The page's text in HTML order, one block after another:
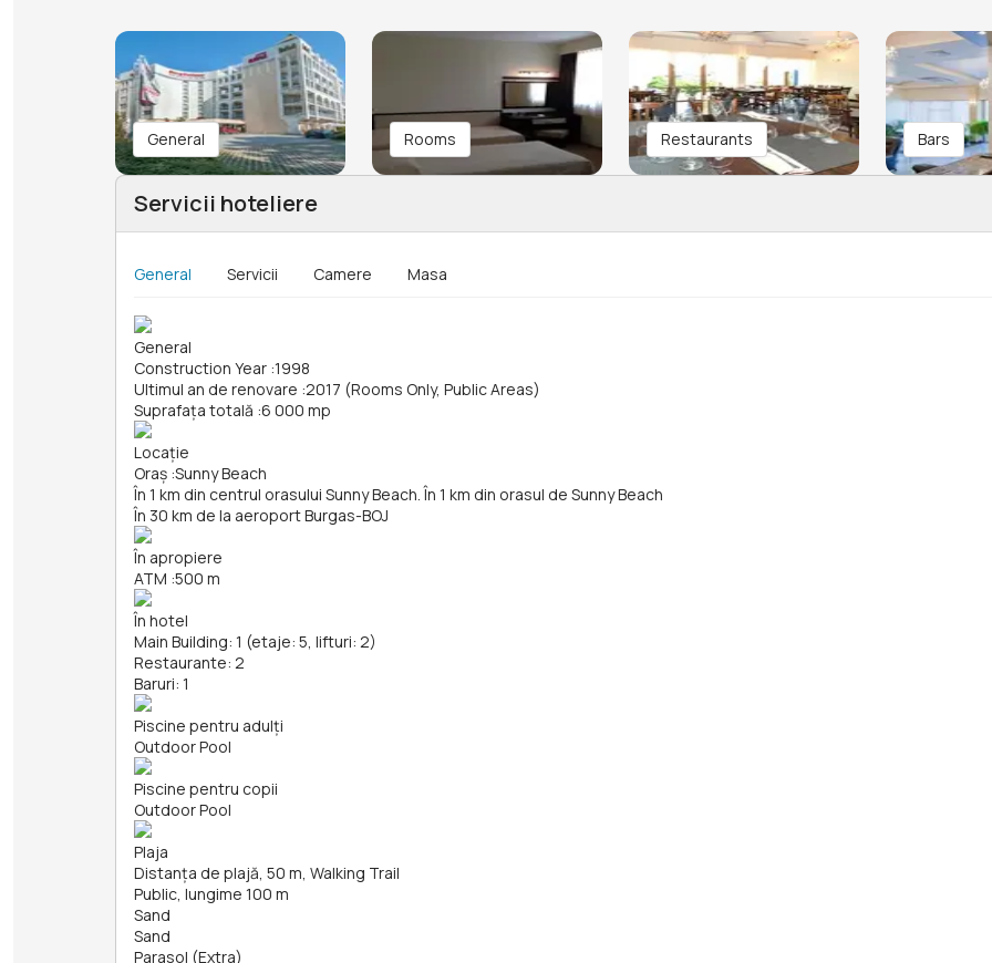
General Rooms Restaurants Bars
Servicii hoteliere
General Servicii Camere Masa
General
Construction Year :1998
Ultimul an de renovare :2017 (Rooms Only, Public Areas)
Suprafața totală :6 000 mp
Locație
Oraș :Sunny Beach
În 1 km din centrul orasului Sunny Beach. În 1 km din orasul de Sunny Beach
În 30 km de la aeroport Burgas-BOJ
În apropiere
ATM :500 m
În hotel
Main Building: 1 (etaje: 5, lifturi: 2)
Restaurante: 2
Baruri: 1
Piscine pentru adulți
Outdoor Pool
Piscine pentru copii
Outdoor Pool
Plaja
Distanța de plajă, 50 m, Walking Trail
Public, lungime 100 m
Sand
Sand
Parasol (Extra)